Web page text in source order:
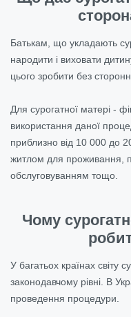
Батькам, що укладають
народити і виховати
цього зробити без
Для сурогатної матері -
використання даної
приблизно від 10 000 до
житлом для проживання,
обслуговуванням тощо.
Чому
У багатьох країнах світу
законодавчому рівні. В
проведення процедури.